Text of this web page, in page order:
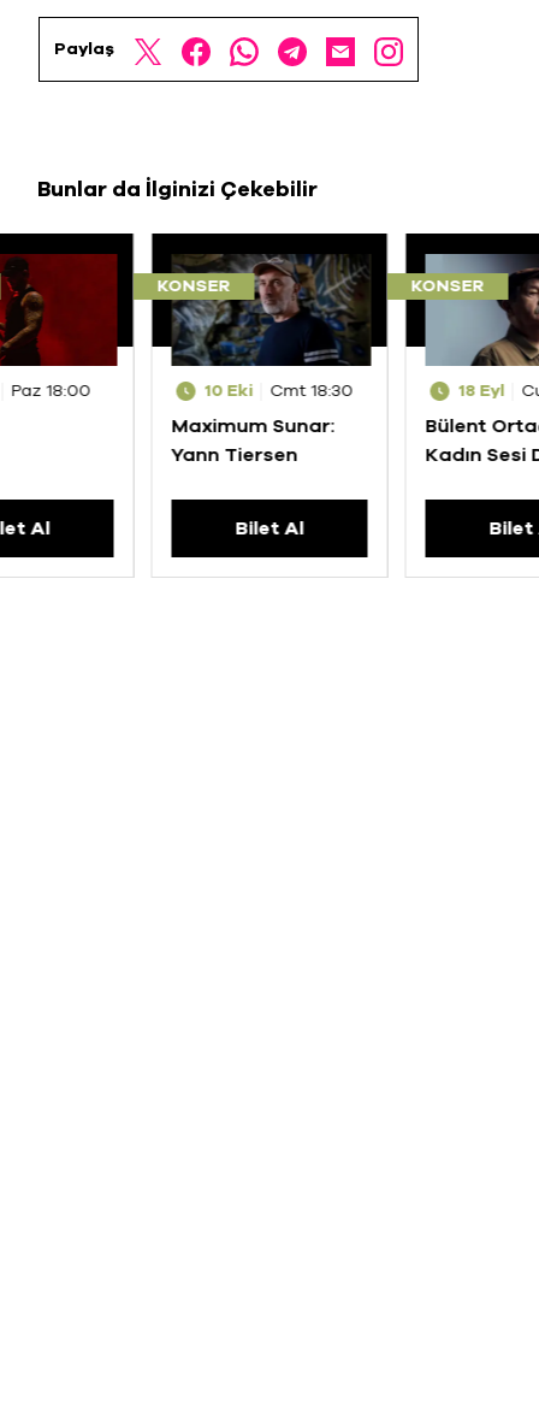
Paylaş
Bunlar da İlginizi Çekebilir
Paz 18:00
Al
KONSER
10 Eki Cmt 18:30
Maximum Sunar:
Yann Tiersen
Bilet Al
KONSER
18 Eyl
Bülent
Kadın Sesi
Bilet